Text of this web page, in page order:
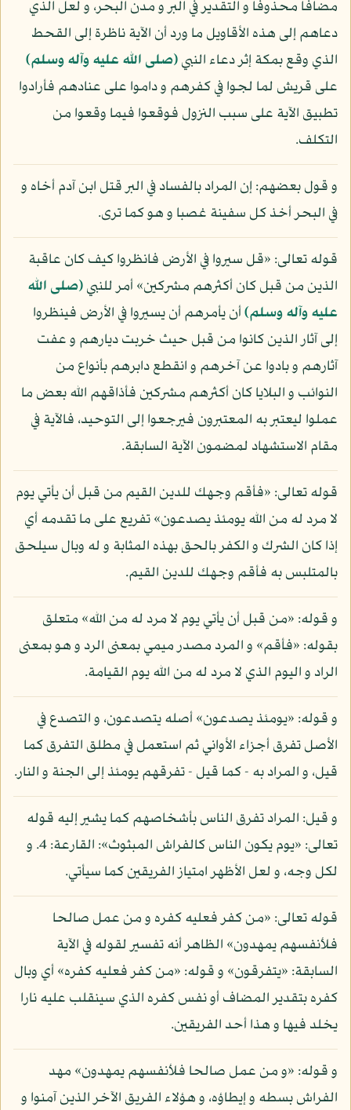
مضافا محذوفا و التقدير في البر و مدن البحر، و لعل الذي
دعاهم إلى هذه الأقاويل ما ورد أن الآية ناظرة إلى القحط
الذي وقع بمكة إثر دعاء النبي(صلى الله عليه وآله وسلم)
على قريش لما لجوا في كفرهم و داموا على عنادهم فأرادوا
تطبيق الآية على سبب النزول فوقعوا فيما وقعوا من
التكلف.
و قول بعضهم: إن المراد بالفساد في البر قتل ابن آدم أخاه و
في البحر أخذ كل سفينة غصبا و هو كما ترى.
قوله تعالى: «قل سيروا في الأرض فانظروا كيف كان عاقبة
الذين من قبل كان أكثرهم مشركين» أمر للنبي(صلى الله
عليه وآله وسلم)أن يأمرهم أن يسيروا في الأرض فينظروا
إلى آثار الذين كانوا من قبل حيث خربت ديارهم و عفت
آثارهم و بادوا عن آخرهم و انقطع دابرهم بأنواع من
النوائب و البلايا كان أكثرهم مشركين فأذاقهم الله بعض ما
عملوا ليعتبر به المعتبرون فيرجعوا إلى التوحيد، فالآية في
مقام الاستشهاد لمضمون الآية السابقة.
قوله تعالى: «فأقم وجهك للدين القيم من قبل أن يأتي يوم
لا مرد له من الله يومئذ يصدعون» تفريع على ما تقدمه أي
إذا كان الشرك و الكفر بالحق بهذه المثابة و له وبال سيلحق
بالمتلبس به فأقم وجهك للدين القيم.
و قوله: «من قبل أن يأتي يوم لا مرد له من الله» متعلق
بقوله: «فأقم» و المرد مصدر ميمي بمعنى الرد و هو بمعنى
الراد و اليوم الذي لا مرد له من الله يوم القيامة.
و قوله: «يومئذ يصدعون» أصله يتصدعون، و التصدع في
الأصل تفرق أجزاء الأواني ثم استعمل في مطلق التفرق كما
قيل، و المراد به - كما قيل - تفرقهم يومئذ إلى الجنة و النار.
و قيل: المراد تفرق الناس بأشخاصهم كما يشير إليه قوله
تعالى: «يوم يكون الناس كالفراش المبثوث»: القارعة: 4. و
لكل وجه، و لعل الأظهر امتياز الفريقين كما سيأتي.
قوله تعالى: «من كفر فعليه كفره و من عمل صالحا
فلأنفسهم يمهدون» الظاهر أنه تفسير لقوله في الآية
السابقة: «يتفرقون» و قوله: «من كفر فعليه كفره» أي وبال
كفره بتقدير المضاف أو نفس كفره الذي سينقلب عليه نارا
يخلد فيها و هذا أحد الفريقين.
و قوله: «و من عمل صالحا فلأنفسهم يمهدون» مهد
الفراش بسطه و إيطاؤه، و هؤلاء الفريق الآخر الذين آمنوا و